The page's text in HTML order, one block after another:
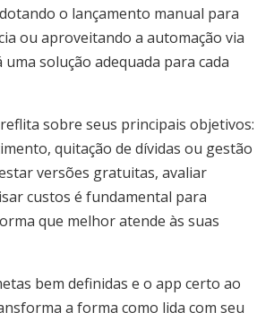
o lançamento manual para
ou aproveitando a automação via
uma solução adequada para cada
sobre seus principais objetivos:
quitação de dívidas ou gestão
versões gratuitas, avaliar
custos é fundamental para
que melhor atende às suas
bem definidas e o app certo ao
a forma como lida com seu